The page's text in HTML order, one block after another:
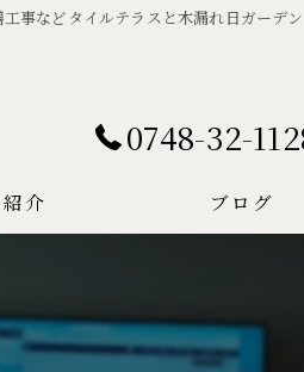
事などタイルテラスと木漏れ日ガーデ
0748-32-
介 ブログ